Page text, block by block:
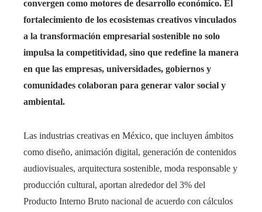
convergen como motores de desarrollo económico. El
fortalecimiento de los ecosistemas creativos vinculados
a la transformación empresarial sostenible no solo
impulsa la competitividad, sino que redefine la manera
en que las empresas, universidades, gobiernos y
comunidades colaboran para generar valor social y
ambiental.
Las industrias creativas en México, que incluyen ámbitos
como diseño, animación digital, generación de contenidos
audiovisuales, arquitectura sostenible, moda responsable y
producción cultural, aportan alrededor del 3% del
Producto Interno Bruto nacional de acuerdo con cálculos